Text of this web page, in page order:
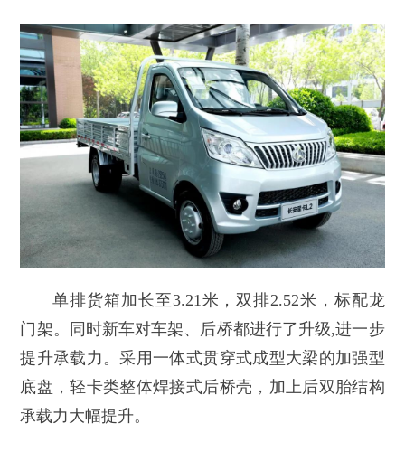
单排货箱加长至3.21米，双排2.52米，标配龙
门架。同时新车对车架、后桥都进行了升级,进一步
提升承载力。采用一体式贯穿式成型大梁的加强型
底盘，轻卡类整体焊接式后桥壳，加上后双胎结构
承载力大幅提升。